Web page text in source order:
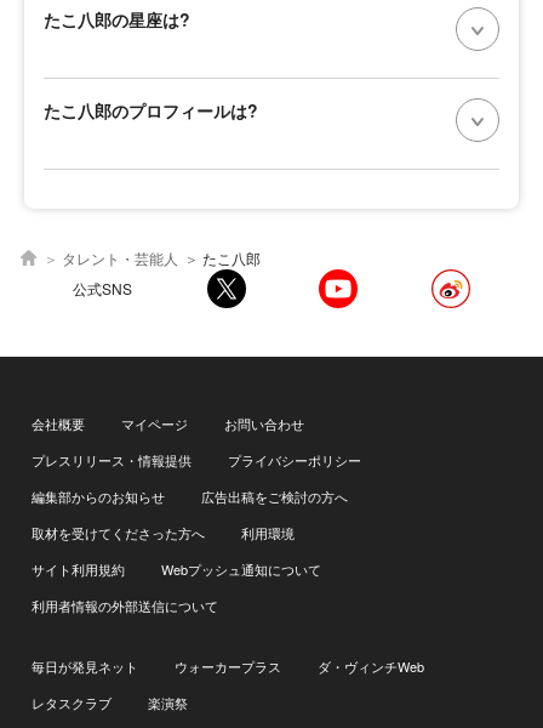
たこ八郎の星座は?
たこ八郎のプロフィールは?
タレント・芸能人
たこ八郎
公式SNS
会社概要 マイページ
お問い合わせ
プレスリリース・情報提供
プライバシーポリシー
編集部からのお知らせ
広告出稿をご検討の方へ
取材を受けてくださった方へ
利用環境
サイト利用規約
Webプッシュ通知について
利用者情報の外部送信について
毎日が発見ネット ウォーカープラス
ダ・ヴィンチWeb
レタスクラブ
楽演祭